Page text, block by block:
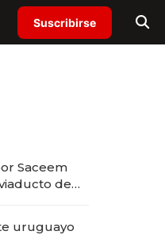
Suscribirse
Saceem
de
uruguayo